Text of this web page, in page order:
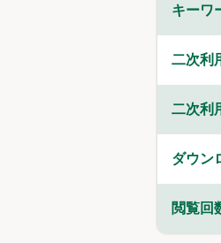
キーワ
二次利
二次利
ダウン
閲覧回